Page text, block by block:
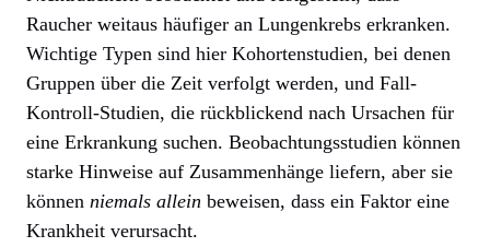
Raucher weitaus häufiger an Lungenkrebs erkranken.
Wichtige Typen sind hier Kohortenstudien, bei denen
Gruppen über die Zeit verfolgt werden, und Fall-
Kontroll-Studien, die rückblickend nach Ursachen für
eine Erkrankung suchen. Beobachtungsstudien können
starke Hinweise auf Zusammenhänge liefern, aber sie
können niemals allein beweisen, dass ein Faktor eine
Krankheit verursacht.